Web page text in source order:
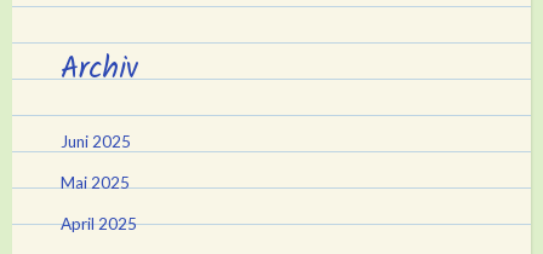
Archiv
Juni 2025
Mai 2025
April 2025